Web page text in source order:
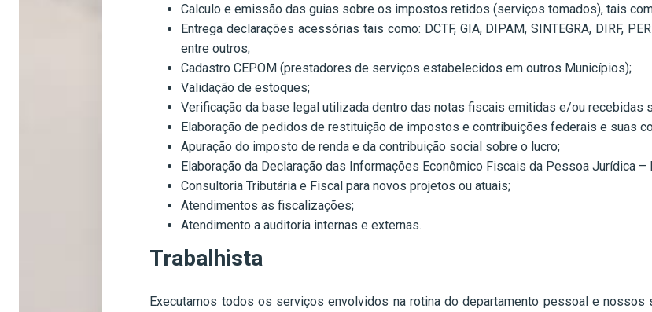
Calculo e emissão das guias sobre os impostos retidos (serviços tomados), tais
Entrega declarações acessórias tais como: DCTF, GIA, DIPAM, SINTEGRA, DIRF,
entre outros;
Cadastro CEPOM (prestadores de serviços estabelecidos em outros Municípios);
Validação de estoques;
Verificação da base legal utilizada dentro das notas fiscais emitidas e/ou recebidas
Elaboração de pedidos de restituição de impostos e contribuições federais e suas
Apuração do imposto de renda e da contribuição social sobre o lucro;
Elaboração da Declaração das Informações Econômico Fiscais da Pessoa Jurídica –
Consultoria Tributária e Fiscal para novos projetos ou atuais;
Atendimentos as fiscalizações;
Atendimento a auditoria internas e externas.
Trabalhista
Executamos todos os serviços envolvidos na rotina do departamento pessoal e